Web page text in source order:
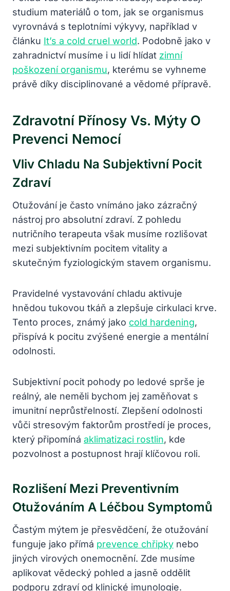
studium materiálů o tom, jak se organismus
vyrovnává s teplotními výkyvy, například v
článku It’s a cold cruel world. Podobně jako v
zahradnictví musíme i u lidí hlídat zimní
poškození organismu, kterému se vyhneme
právě díky disciplinované a vědomé přípravě.
Zdravotní Přínosy Vs. Mýty O
Prevenci Nemocí
Vliv Chladu Na Subjektivní Pocit
Zdraví
Otužování je často vnímáno jako zázračný
nástroj pro absolutní zdraví. Z pohledu
nutričního terapeuta však musíme rozlišovat
mezi subjektivním pocitem vitality a
skutečným fyziologickým stavem organismu.
Pravidelné vystavování chladu aktivuje
hnědou tukovou tkáň a zlepšuje cirkulaci krve.
Tento proces, známý jako cold hardening,
přispívá k pocitu zvýšené energie a mentální
odolnosti.
Subjektivní pocit pohody po ledové sprše je
reálný, ale neměli bychom jej zaměňovat s
imunitní neprůstřelností. Zlepšení odolnosti
vůči stresovým faktorům prostředí je proces,
který připomíná aklimatizaci rostlin, kde
pozvolnost a postupnost hrají klíčovou roli.
Rozlišení Mezi Preventivním
Otužováním A Léčbou Symptomů
Častým mýtem je přesvědčení, že otužování
funguje jako přímá prevence chřipky nebo
jiných virových onemocnění. Zde musíme
aplikovat vědecký pohled a jasně oddělit
podporu zdraví od klinické imunologie.